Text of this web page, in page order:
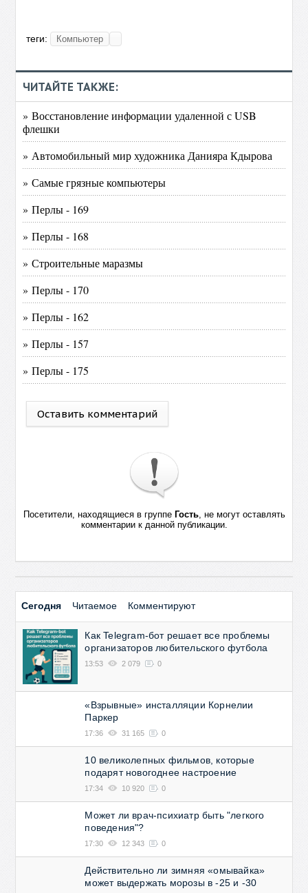
теги: Компьютер
ЧИТАЙТЕ ТАКЖЕ:
» Восстановление информации удаленной с USB
флешки
» Автомобильный мир художника Данияра Кдырова
» Самые грязные компьютеры
» Перлы - 169
» Перлы - 168
» Строительные маразмы
» Перлы - 170
» Перлы - 162
» Перлы - 157
» Перлы - 175
Оставить комментарий
Посетители, находящиеся в группе Гость, не могут оставлять
комментарии к данной публикации.
Сегодня Читаемое Комментируют
Как Telegram-бот решает все проблемы
организаторов любительского футбола
13:53 2 079 0
«Взрывные» инсталляции Корнелии
Паркер
17:36 31 165 0
10 великолепных фильмов, которые
подарят новогоднее настроение
17:34 10 920 0
Может ли врач-психиатр быть "легкого
поведения"?
17:30 12 343 0
Действительно ли зимняя «омывайка»
может выдержать морозы в -25 и -30